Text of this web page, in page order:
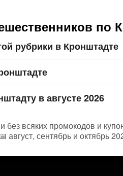
по
рубрики в Кронштадте
в августе 2026
всяких промокодов и
сентябрь и октябрь